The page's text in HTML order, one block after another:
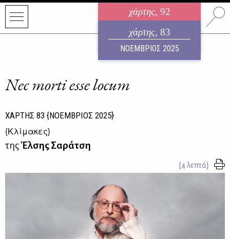
χάρτης, 92
ηλεκτρονικό περιοδικό
ΑΥΓΟΥΣΤΟΣ 2026
χάρτης, 83
ΝΟΕΜΒΡΙΟΣ 2025
Nec morti esse locum
ΧΑΡΤΗΣ 83 {ΝΟΕΜΒΡΙΟΣ 2025}
{Κλίμακες}
τηςΈλσης Σαράτση
{4 λεπτά}